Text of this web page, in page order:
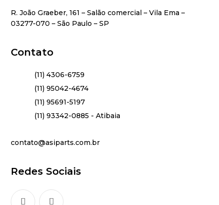
R. João Graeber, 161 – Salão comercial – Vila Ema –
03277-070 – São Paulo – SP
Contato
(11) 4306-6759
(11) 95042-4674
(11) 95691-5197
(11) 93342-0885 - Atibaia
contato@asiparts.com.br
Redes Sociais